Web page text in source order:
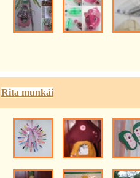
Rita munkái